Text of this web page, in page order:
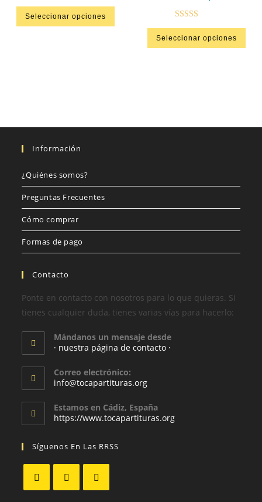
Seleccionar opciones
Valorado en
5.00de 5
Seleccionar opciones
Información
¿Quiénes somos?
Preguntas Frecuentes
Cómo comprar
Formas de pago
Contacto
Ponte en contacto con nosotros para lo que quieras. Si
tienes cualquier duda, tienes varias vías para hacerlo:
Mándanos un mensaje desde
· nuestra página de contacto ·
Correo electrónico:
info@tocapartituras.org
Estamos en Cádiz, España
https://www.tocapartituras.org
Síguenos En Las RRSS